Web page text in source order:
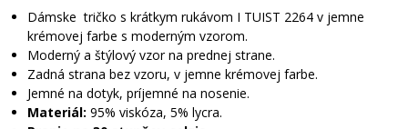
Dámske tričko s krátkym rukávom I TUIST 2264 v jemne
krémovej farbe s moderným vzorom.
Moderný a štýlový vzor na prednej strane.
Zadná strana bez vzoru, v jemne krémovej farbe.
Jemné na dotyk, príjemné na nosenie.
Materiál: 95% viskóza, 5% lycra.